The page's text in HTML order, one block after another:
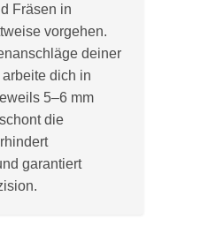
Fräsen in
vorgehen.
deiner
dich in
5–6 mm
die
garantiert